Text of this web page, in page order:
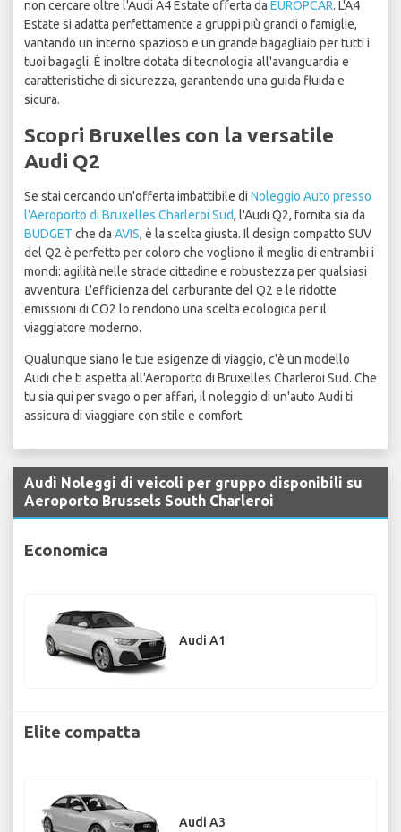
non cercare oltre l'Audi A4 Estate offerta da EUROPCAR. L'A4
Estate si adatta perfettamente a gruppi più grandi o famiglie,
vantando un interno spazioso e un grande bagagliaio per tutti i
tuoi bagagli. È inoltre dotata di tecnologia all'avanguardia e
caratteristiche di sicurezza, garantendo una guida fluida e
sicura.
Scopri Bruxelles con la versatile
Audi Q2
Se stai cercando un'offerta imbattibile di Noleggio Auto presso
l'Aeroporto di Bruxelles Charleroi Sud, l'Audi Q2, fornita sia da
BUDGET che da AVIS, è la scelta giusta. Il design compatto SUV
del Q2 è perfetto per coloro che vogliono il meglio di entrambi i
mondi: agilità nelle strade cittadine e robustezza per qualsiasi
avventura. L'efficienza del carburante del Q2 e le ridotte
emissioni di CO2 lo rendono una scelta ecologica per il
viaggiatore moderno.
Qualunque siano le tue esigenze di viaggio, c'è un modello
Audi che ti aspetta all'Aeroporto di Bruxelles Charleroi Sud. Che
tu sia qui per svago o per affari, il noleggio di un'auto Audi ti
assicura di viaggiare con stile e comfort.
Audi Noleggi di veicoli per gruppo disponibili su
Aeroporto Brussels South Charleroi
Economica
Audi A1
Elite compatta
Audi A3